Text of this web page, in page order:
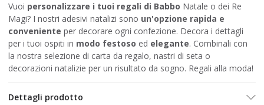
Vuoi personalizzare i tuoi regali di Babbo Natale o dei Re
Magi? I nostri adesivi natalizi sono un'opzione rapida e
conveniente per decorare ogni confezione. Decora i dettagli
per i tuoi ospiti in modo festoso ed elegante. Combinali con
la nostra selezione di carta da regalo, nastri di seta o
decorazioni natalizie per un risultato da sogno. Regali alla moda!
Dettagli prodotto